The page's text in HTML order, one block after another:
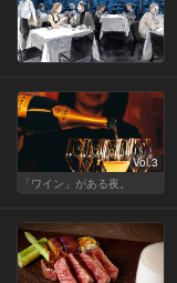
Vol.3
「ワイン」がある夜。